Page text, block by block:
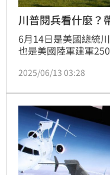
川普閱兵看什麼？
6月14日是美國總統
也是美國陸軍建軍
金騎士團的士兵屆時
民眾參加，川普也會
2025/06/13 03:28